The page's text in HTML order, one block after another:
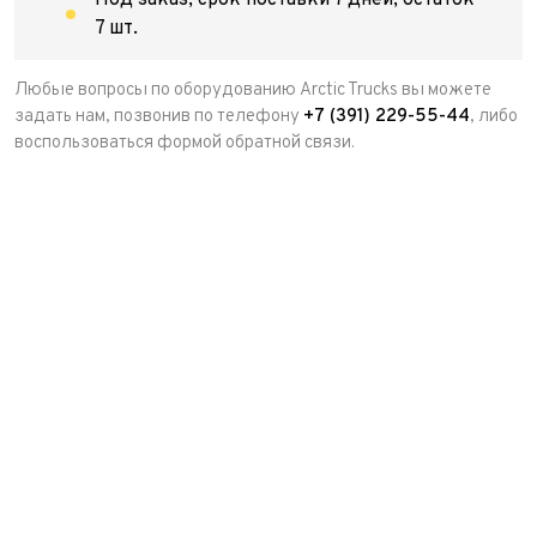
7 шт.
Любые вопросы по оборудованию Arctic Trucks вы можете
задать нам, позвонив по телефону +7 (391) 229-55-44, либо
воспользоваться формой обратной связи.